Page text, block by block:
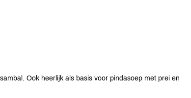
Ook heerlijk als basis voor pindasoep met prei en